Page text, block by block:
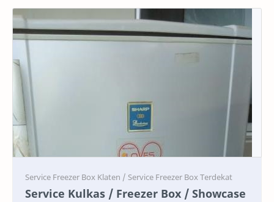
Service Service
Service Kulkas / Freezer Box / Showcase